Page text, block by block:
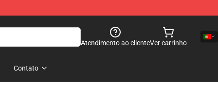
Atendimento ao clienteVer carrinho
Contato